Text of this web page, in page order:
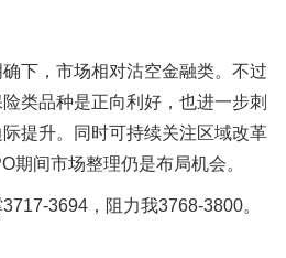
下，市场相对沽空金融类。不过
类品种是正向利好，也进一步刺
提升。同时可持续关注区域改革
期间市场整理仍是布局机会。
3694，阻力我3768-3800。